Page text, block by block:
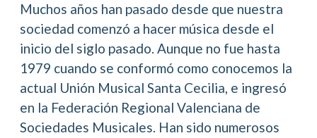
Muchos años han pasado desde que nuestra
sociedad comenzó a hacer música desde el
inicio del siglo pasado. Aunque no fue hasta
1979 cuando se conformó como conocemos la
actual Unión Musical Santa Cecilia, e ingresó
en la Federación Regional Valenciana de
Sociedades Musicales. Han sido numerosos